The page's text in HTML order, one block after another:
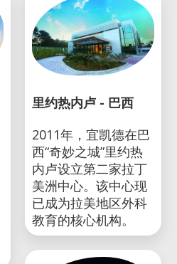
里约热内卢 - 巴西
2011年，宜凯德在巴
西“奇妙之城”里约热
内卢设立第二家拉丁
美洲中心。该中心现
已成为拉美地区外科
教育的核心机构。